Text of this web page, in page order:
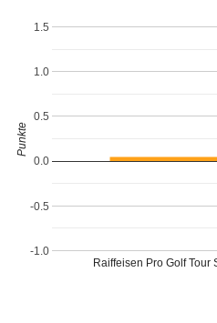
Raiffeisen Pro Golf Tour
-1.0
-0.5
0.0
0.5
1.0
1.5
Punkte